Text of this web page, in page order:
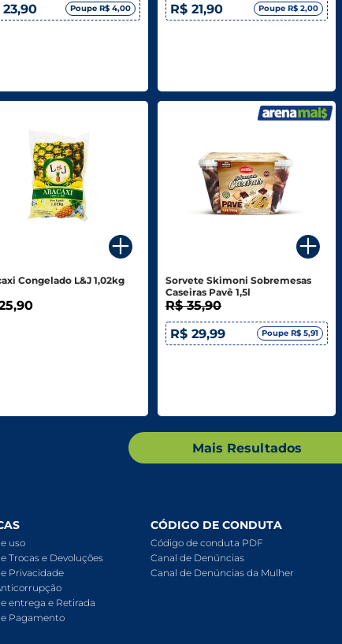
23,90
Poupe R$ 4,00
R$ 21,90
Poupe R$ 2,00
Congelado L&J 1,02kg
Sorvete Skimoni Sobremesas
Caseiras Pavê 1,5l
R$ 35,90
R$ 29,99
Poupe R$ 5,91
Mais Resultados
uso
Trocas e Devoluções
Privacidade
entrega e Retirada
Pagamento
CÓDIGO DE CONDUTA
Código de conduta PDF
Canal de Denúncias
Canal de Denúncias da Mulher